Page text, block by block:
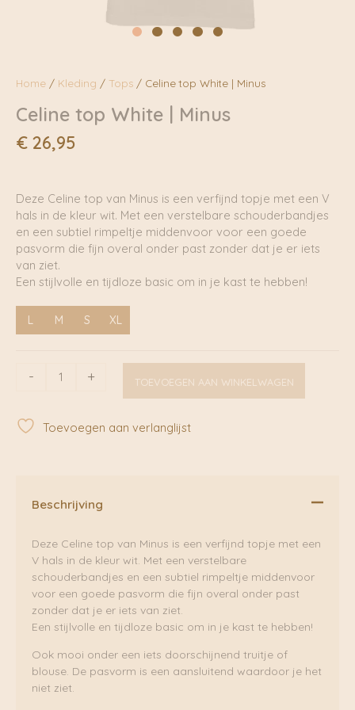
Home / Kleding / Tops / Celine top White | Minus
Celine top White | Minus
€ 26,95
Deze Celine top van Minus is een verfijnd topje met een V
hals in de kleur wit. Met een verstelbare schouderbandjes
en een subtiel rimpeltje middenvoor voor een goede
pasvorm die fijn overal onder past zonder dat je er iets
van ziet.
Een stijlvolle en tijdloze basic om in je kast te hebben!
L M S XL
-
Minus
+ TOEVOEGEN AAN WINKELWAGEN
Toevoegen aan verlanglijst
Beschrijving
Deze Celine top van Minus is een verfijnd topje met een
V hals in de kleur wit. Met een verstelbare
schouderbandjes en een subtiel rimpeltje middenvoor
voor een goede pasvorm die fijn overal onder past
zonder dat je er iets van ziet.
Een stijlvolle en tijdloze basic om in je kast te hebben!
Ook mooi onder een iets doorschijnend truitje of
blouse. De pasvorm is een aansluitend waardoor je het
niet ziet.